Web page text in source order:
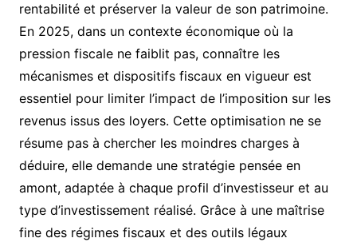
rentabilité et préserver la valeur de son patrimoine.
En 2025, dans un contexte économique où la
pression fiscale ne faiblit pas, connaître les
mécanismes et dispositifs fiscaux en vigueur est
essentiel pour limiter l’impact de l’imposition sur les
revenus issus des loyers. Cette optimisation ne se
résume pas à chercher les moindres charges à
déduire, elle demande une stratégie pensée en
amont, adaptée à chaque profil d’investisseur et au
type d’investissement réalisé. Grâce à une maîtrise
fine des régimes fiscaux et des outils légaux